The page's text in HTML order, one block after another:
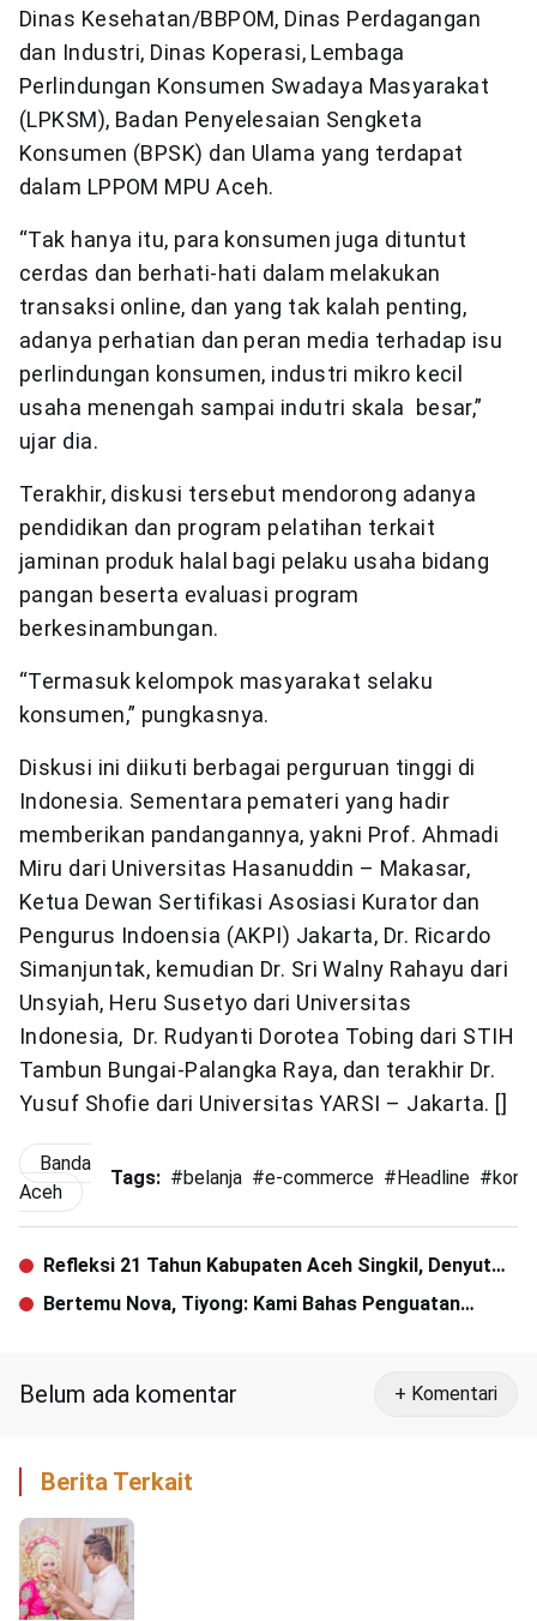
Dinas Kesehatan/BBPOM, Dinas Perdagangan
dan Industri, Dinas Koperasi, Lembaga
Perlindungan Konsumen Swadaya Masyarakat
(LPKSM), Badan Penyelesaian Sengketa
Konsumen (BPSK) dan Ulama yang terdapat
dalam LPPOM MPU Aceh.
“Tak hanya itu, para konsumen juga dituntut
cerdas dan berhati-hati dalam melakukan
transaksi online, dan yang tak kalah penting,
adanya perhatian dan peran media terhadap isu
perlindungan konsumen, industri mikro kecil
usaha menengah sampai indutri skala besar,”
ujar dia.
Terakhir, diskusi tersebut mendorong adanya
pendidikan dan program pelatihan terkait
jaminan produk halal bagi pelaku usaha bidang
pangan beserta evaluasi program
berkesinambungan.
“Termasuk kelompok masyarakat selaku
konsumen,” pungkasnya.
Diskusi ini diikuti berbagai perguruan tinggi di
Indonesia. Sementara pemateri yang hadir
memberikan pandangannya, yakni Prof. Ahmadi
Miru dari Universitas Hasanuddin – Makasar,
Ketua Dewan Sertifikasi Asosiasi Kurator dan
Pengurus Indoensia (AKPI) Jakarta, Dr. Ricardo
Simanjuntak, kemudian Dr. Sri Walny Rahayu dari
Unsyiah, Heru Susetyo dari Universitas
Indonesia, Dr. Rudyanti Dorotea Tobing dari STIH
Tambun Bungai-Palangka Raya, dan terakhir Dr.
Yusuf Shofie dari Universitas YARSI – Jakarta. []
Banda
Aceh
Tags: #belanja #e-commerce #Headline #
Refleksi 21 Tahun Kabupaten Aceh Singkil, Denyut
Nadi Ekonominya Kian Kencang
Bertemu Nova, Tiyong: Kami Bahas Penguatan
Belum ada komentar + Komentari
Berita Terkait